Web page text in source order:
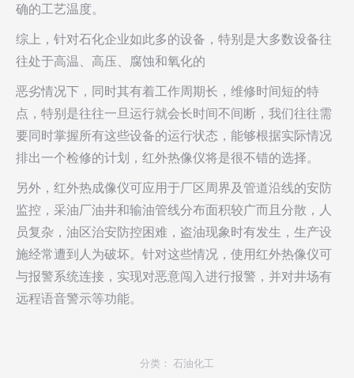
确的工艺温度。
综上，针对石化企业如此多的设备，特别是大多数设备往
往处于高温、高压、腐蚀和氧化的
恶劣情况下，同时其有着工作周期长，维修时间短的特
点，特别是往往一旦运行就会长时间不间断，我们往往需
要同时掌握所有这些设备的运行状态，能够根据实际情况
排出一个检修的计划，红外热像仪将是很不错的选择。
另外，红外热成像仪可应用于厂区周界及管道沿线的安防
监控，采油厂油井和输油管线分布面积较广而且分散，人
员复杂，油区治安防控困难，盗油现象时有发生，生产设
施经常遭到人为破坏。针对这些情况，使用红外热像仪可
与报警系统连接，实现对恶意闯入进行报警，并对井场有
远程语音警示等功能。
分类： 石油化工